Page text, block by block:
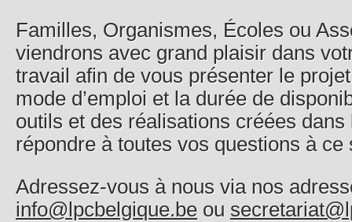
Familles, Organismes, Écoles ou
viendrons avec grand plaisir dans
travail afin de vous présenter le
mode d’emploi et la durée de
outils et des réalisations créées
répondre à toutes vos questions à ce
Adressez-vous à nous via nos
info@lpcbelgique.be ou